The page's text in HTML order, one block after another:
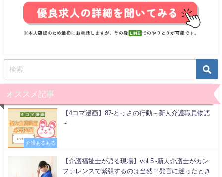
オススメ記事
介護あるある
【4コマ漫画】87-とっさの行動～新人介護職員物語
～
【介護福祉士が語る現場】vol.5 -新人介護士がカン
ファレンスで緊張するのは当然？発言に迷ったとき